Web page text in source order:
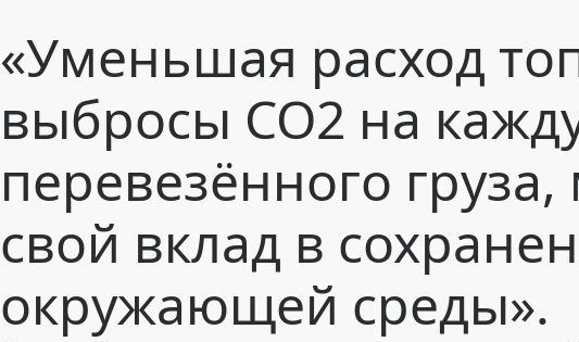
«Уменьшая расход
выбросы СО2 на
перевезённого
свой вклад в
окружающей среды».